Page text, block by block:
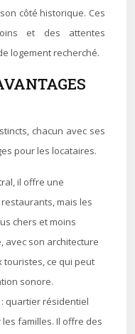
côté historique. Ces
et des attentes
logement recherché.
chacun avec ses
pour les locataires.
il offre une
mais les
chers et moins
avec son architecture
ce qui peut
sonore.
: quartier résidentiel
familles. Il offre des